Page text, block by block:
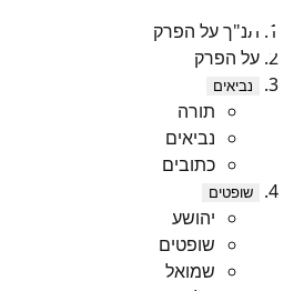
תנ"ך על הפרק
על הפרק
נביאים
תורה
נביאים
כתובים
שופטים
יהושע
שופטים
שמואל